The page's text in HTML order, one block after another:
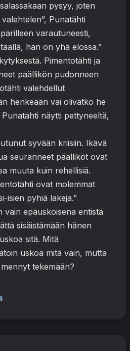
pysyy, joten
Punatähti
varautuneesti,
hän on yhä elossa.”
Pimentotähti ja
päällikön pudonneen
valehdellut
henkeään vai olivatko he
näytti pettyneeltä,
syvään kriisiin. Ikävä
seuranneet päälliköt ovat
muuta kuin rehellisiä.
ovat molemmat
isien pyhiä lakeja.”
vain epäuskoisena entistä
sisäistämään hänen
sitä. Mitä
uskoa mitä vain, mutta
tekemään?